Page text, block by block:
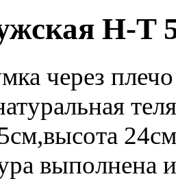
H-T
через
выполнена